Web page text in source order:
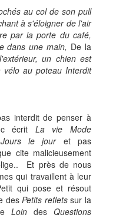
au col de son pull
à s'éloigner de l'air
par la porte du café,
dans une main, De la
un chien est
au poteau Interdit
interdit de penser à
écrit La vie Mode
Jours le jour et pas
cite malicieusement
Et près de nous
qui travaillent à leur
qui pose et résout
desPetits refletssur la
Loindes Questions